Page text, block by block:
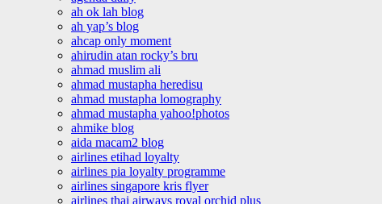
ah ok lah blog
ah yap’s blog
ahcap only moment
ahirudin atan rocky’s bru
ahmad muslim ali
ahmad mustapha heredisu
ahmad mustapha lomography
ahmad mustapha yahoo!photos
ahmike blog
aida macam2 blog
airlines etihad loyalty
airlines pia loyalty programme
airlines singapore kris flyer
airlines thai airways royal orchid plus